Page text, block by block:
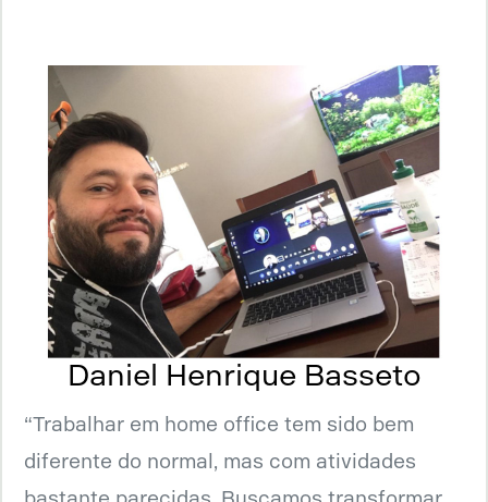
Daniel Henrique Basseto
“Trabalhar em home office tem sido bem
diferente do normal, mas com atividades